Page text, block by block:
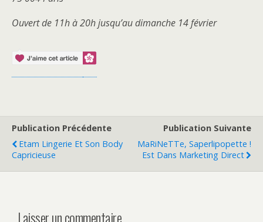
Ouvert de 11h à 20h jusqu’au dimanche 14 février
Publication Précédente
Etam Lingerie Et Son Body
Capricieuse
Publication Suivante
MaRiNeTTe, Saperlipopette !
Est Dans Marketing Direct
Laisser un commentaire